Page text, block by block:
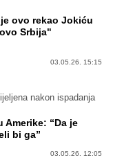
ovo rekao Jokiću
Srbija"
03.05.26. 15:15
nakon ispadanja
Amerike: “Da je
bi ga”
03.05.26. 12:05